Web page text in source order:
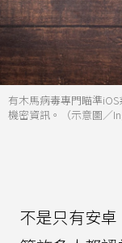
有木馬病毒專門瞄準
機密資訊。（示意圖／
不是只有安卓